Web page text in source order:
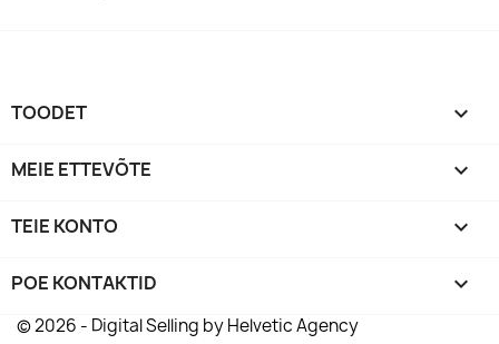
TOODET 
MEIE ETTEVÕTE 
TEIE KONTO 
POE KONTAKTID keyboard_arrow_down
© 2026 - Digital Selling by Helvetic Agency